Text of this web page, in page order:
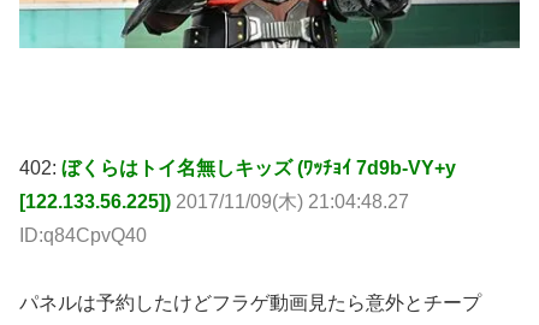
402: ぼくらはトイ名無しキッズ (ﾜｯﾁｮｲ 7d9b-VY+y
[122.133.56.225]) 2017/11/09(木) 21:04:48.27
ID:q84CpvQ40
パネルは予約したけどフラゲ動画見たら意外とチープ